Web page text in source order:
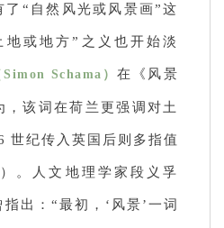
了“自然风光或风景画”这
地或地方”之义也开始淡
Simon Schama）在《风景
该词在荷兰更强调对土
世纪传入英国后则多指值
。人文地理学家段义孚
出：“最初，‘风景’一词